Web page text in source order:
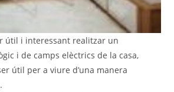
útil i interessant realitzar un
i de camps elèctrics de la casa,
útil per a viure d’una manera